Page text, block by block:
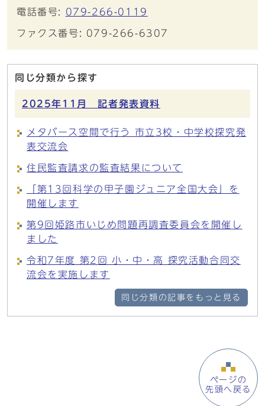
電話番号: 079-266-0119
ファクス番号: 079-266-6307
同じ分類から探す
2025年11月 記者発表資料
メタバース空間で行う 市立3校・中学校探究発
表交流会
住民監査請求の監査結果について
「第13回科学の甲子園ジュニア全国大会」を
開催します
第9回姫路市いじめ問題再調査委員会を開催し
ました
令和7年度 第2回 小・中・高 探究活動合同交
流会を実施します
同じ分類の記事をもっと見る
ページの
先頭へ戻る